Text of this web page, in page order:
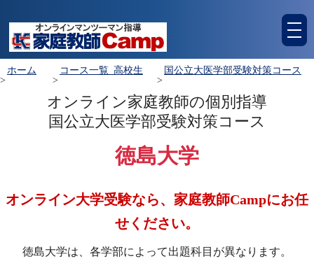
ホーム
>
コース一覧_高校生
>
国公立大医学部受験対策コース
>
オンライン家庭教師の個別指導
国公立大医学部受験対策コース
徳島大学
オンライン大学受験なら、家庭教師Campにお任
せください。
徳島大学は、各学部によって出題科目が異なります。